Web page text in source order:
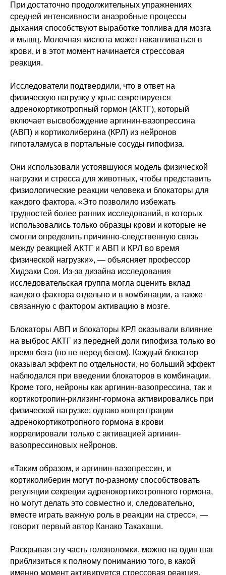
При достаточно продолжительных упражнениях
средней интенсивности анаэробные процессы
дыхания способствуют выработке топлива для мозга
и мышц. Молочная кислота может накапливаться в
крови, и в этот момент начинается стрессовая
реакция.
Исследователи подтвердили, что в ответ на
физическую нагрузку у крыс секретируется
адренокортикотропный гормон (АКТГ), который
включает высвобождение аргинин-вазопрессина
(АВП) и кортиколиберина (КРЛ) из нейронов
гипоталамуса в портальные сосуды гипофиза.
Они использовали устоявшуюся модель физической
нагрузки и стресса для животных, чтобы представить
физиологические реакции человека и блокаторы для
каждого фактора. «Это позволило избежать
трудностей более ранних исследований, в которых
использовались только образцы крови и которые не
смогли определить причинно-следственную связь
между реакцией АКТГ и АВП и КРЛ во время
физической нагрузки», — объясняет профессор
Хидэаки Соя. Из-за дизайна исследования
исследовательская группа могла оценить вклад
каждого фактора отдельно и в комбинации, а также
связанную с фактором активацию в мозге.
Блокаторы АВП и блокаторы КРЛ оказывали влияние
на выброс АКТГ из передней доли гипофиза только во
время бега (но не перед бегом). Каждый блокатор
оказывал эффект по отдельности, но больший эффект
наблюдался при введении блокаторов в комбинации.
Кроме того, нейроны как аргинин-вазопрессина, так и
кортикотропин-рилизинг-гормона активировались при
физической нагрузке; однако концентрации
адренокортикотропного гормона в крови
коррелировали только с активацией аргинин-
вазопрессиновых нейронов.
«Таким образом, и аргинин-вазопрессин, и
кортиколиберин могут по-разному способствовать
регуляции секреции адренокортикотропного гормона,
но могут делать это совместно и, следовательно,
вместе играть важную роль в реакции на стресс», —
говорит первый автор Канако Такахаши.
Раскрывая эту часть головоломки, можно на один шаг
приблизиться к полному пониманию того, в какой
именно момент активируется стрессовая реакция.